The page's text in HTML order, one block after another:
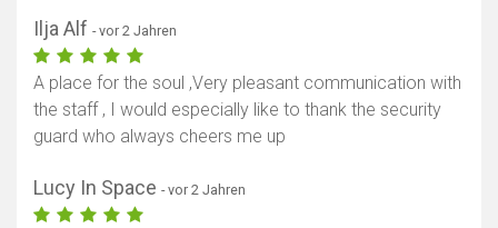
Ilja Alf - vor 2 Jahren
A place for the soul ,Very pleasant communication with
the staff , I would especially like to thank the security
guard who always cheers me up
Lucy In Space - vor 2 Jahren